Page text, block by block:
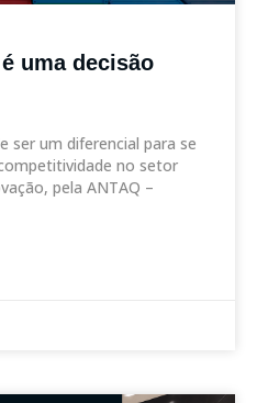
uma decisão
ser um diferencial para se
no setor
pela ANTAQ –